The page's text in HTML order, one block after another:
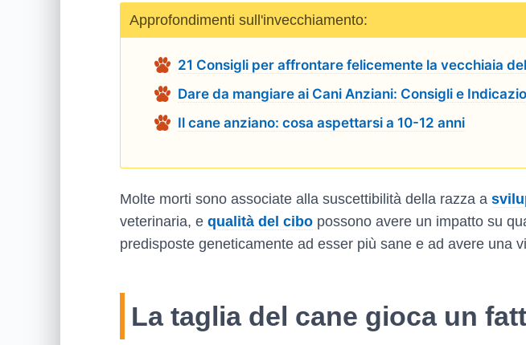
Approfondimenti sull'invecchiamento:
21 Consigli per affrontare felicemente la vecchiaia
Dare da mangiare ai Cani Anziani: Consigli e
Il cane anziano: cosa aspettarsi a 10-12 anni
Molte morti sono associate alla suscettibilità della razza a
veterinaria, e qualità del cibo possono avere un impatto su
predisposte geneticamente ad esser più sane e ad avere una
La taglia del cane gioca un